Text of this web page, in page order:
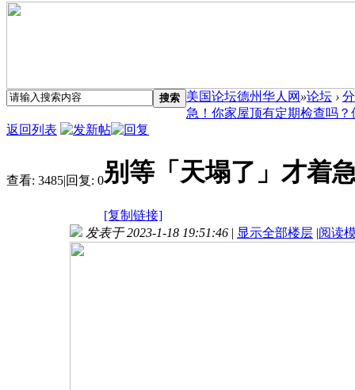
搜索 美国论坛德州华人网 »论坛 ›
急！你家屋顶有定期检查吗？
返回列表
查看: 3485|回复: 0别等「天塌了」才着
[复制链接]
发表于 2023-1-18 19:51:46 | 显示全部楼层 |阅读